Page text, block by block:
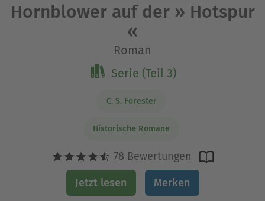
Hornblower auf der » Hotspur
«
Roman
Serie (Teil 3)
C. S. Forester
Historische Romane
78 Bewertungen
Jetzt lesen Merken